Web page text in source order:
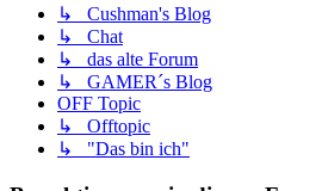
↳ Cushman's Blog
↳ Chat
↳ das alte Forum
↳ GAMER´s Blog
OFF Topic
↳ Offtopic
↳ "Das bin ich"